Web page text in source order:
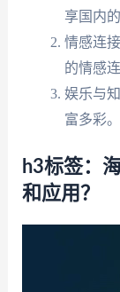
享国内
情感连
的情感连
娱乐与
富多彩。
h3标签：
和应用？